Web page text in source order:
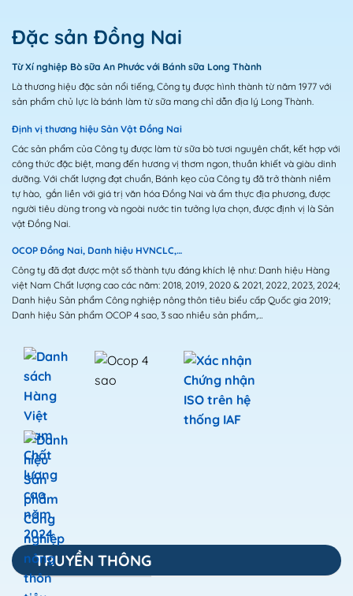
Đặc sản Đồng Nai
Từ Xí nghiệp Bò sữa An Phước với Bánh sữa Long Thành
Là thương hiệu đặc sản nổi tiếng, Công ty được hình thành từ năm 1977 với
sản phẩm chủ lực là bánh làm từ sữa mang chỉ dẫn địa lý Long Thành.
Định vị thương hiệu Sản Vật Đồng Nai
Các sản phẩm của Công ty được làm từ sữa bò tươi nguyên chất, kết hợp với
công thức đặc biệt, mang đến hương vị thơm ngon, thuần khiết và giàu dinh
dưỡng. Với chất lượng đạt chuẩn, Bánh kẹo của Công ty đã trở thành niềm
tự hào, gắn liền với giá trị văn hóa Đồng Nai và ẩm thực địa phương, được
người tiêu dùng trong và ngoài nước tin tưởng lựa chọn, được định vị là Sản
vật Đồng Nai.
OCOP Đồng Nai, Danh hiệu HVNCLC,…
Công ty đã đạt được một số thành tựu đáng khích lệ như: Danh hiệu Hàng
việt Nam Chất lượng cao các năm: 2018, 2019, 2020 & 2021, 2022, 2023, 2024;
Danh hiệu Sản phẩm Công nghiệp nông thôn tiêu biểu cấp Quốc gia 2019;
Danh hiệu Sản phẩm OCOP 4 sao, 3 sao nhiều sản phẩm,…
TRUYỀN THÔNG